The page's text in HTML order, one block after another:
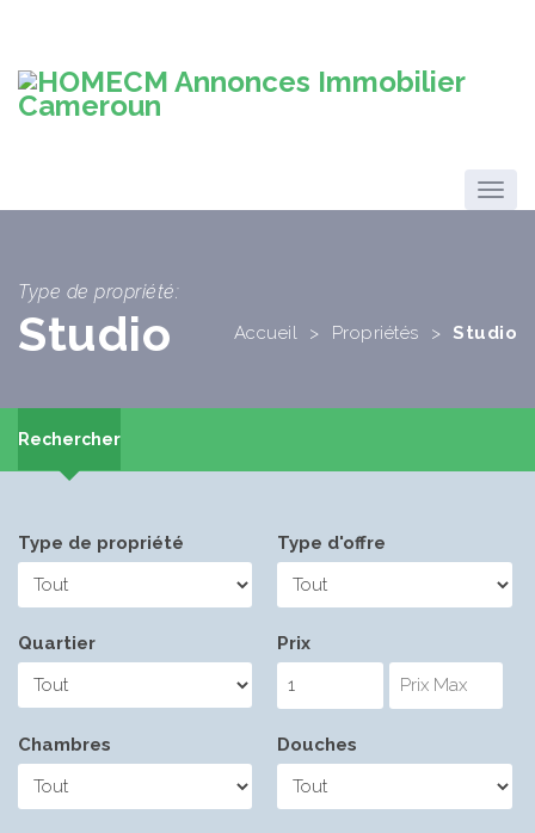
Type de propriété:
Studio Accueil > Propriétés > Studio
Rechercher
Type de propriété Type d'offre
Quartier Prix
Chambres Douches